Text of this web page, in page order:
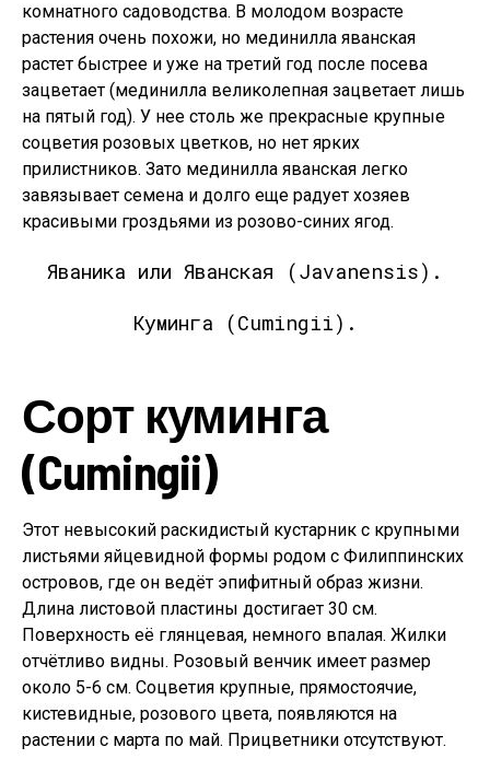
комнатного садоводства. В молодом возрасте
растения очень похожи, но мединилла яванская
растет быстрее и уже на третий год после посева
зацветает (мединилла великолепная зацветает лишь
на пятый год). У нее столь же прекрасные крупные
соцветия розовых цветков, но нет ярких
прилистников. Зато мединилла яванская легко
завязывает семена и долго еще радует хозяев
красивыми гроздьями из розово-синих ягод.
Яваника или Яванская (Javanensis).
Куминга (Cumingii).
Сорт куминга
(Cumingii)
Этот невысокий раскидистый кустарник с крупными
листьями яйцевидной формы родом с Филиппинских
островов, где он ведёт эпифитный образ жизни.
Длина листовой пластины достигает 30 см.
Поверхность её глянцевая, немного впалая. Жилки
отчётливо видны. Розовый венчик имеет размер
около 5-6 см. Соцветия крупные, прямостоячие,
кистевидные, розового цвета, появляются на
растении с марта по май. Прицветники отсутствуют.